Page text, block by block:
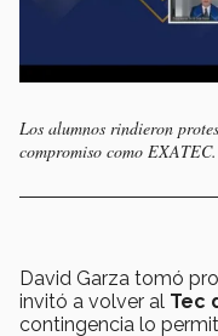
Los alumnos rindieron
compromiso como EXATEC.
David Garza tomó
invitó a volver al Tec
contingencia lo